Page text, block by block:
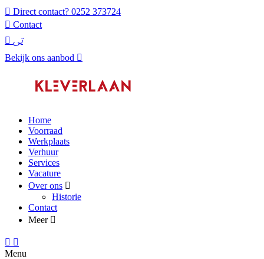
Direct contact? 0252 373724
Contact
Bekijk ons aanbod
Home
Voorraad
Werkplaats
Verhuur
Services
Vacature
Over ons
Historie
Contact
Meer
Menu